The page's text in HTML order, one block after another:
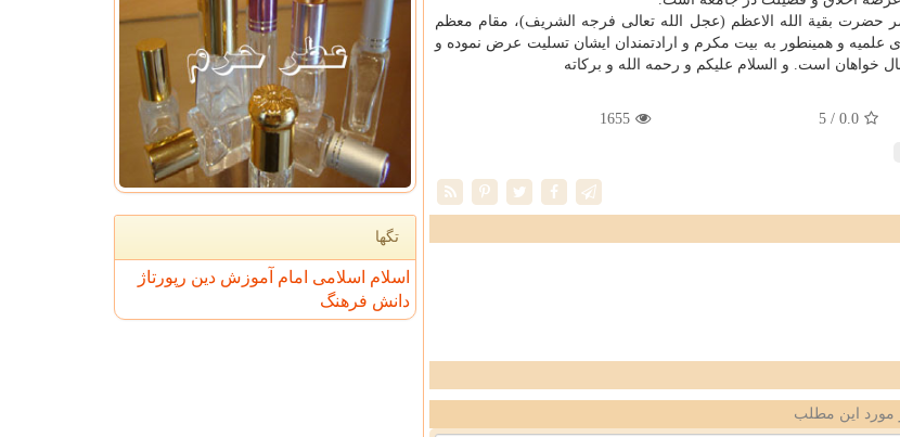
حضرت بقیة الله الاعظم (عجل الله تعالی فرجه الشریف)، مقام معظم
علمیه و همینطور به بیت مکرم و ارادتمندان ایشان تسلیت عرض نموده و
خواهان است. و السلام علیکم و رحمه الله و برکاته
0.0
/ 5
1655
مورد این مطلب
تگها
اسلام اسلامی امام آموزش دین رپورتاژ
دانش فرهنگ